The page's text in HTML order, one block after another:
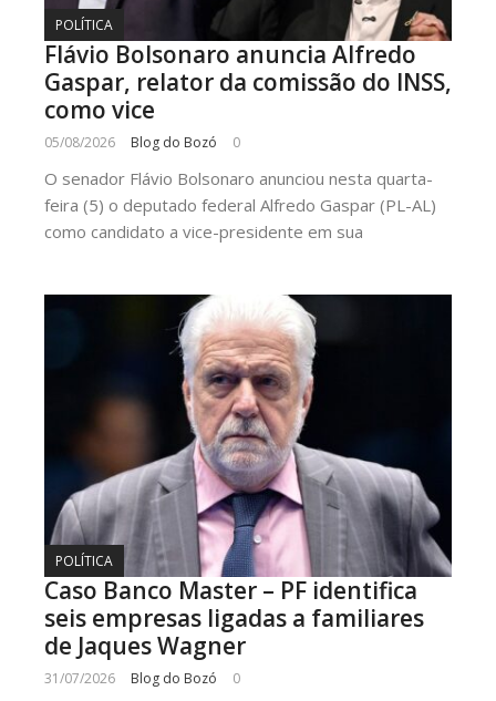
POLÍTICA
Flávio Bolsonaro anuncia Alfredo
Gaspar, relator da comissão do INSS,
como vice
05/08/2026 Blog do Bozó 0
O senador Flávio Bolsonaro anunciou nesta quarta-
feira (5) o deputado federal Alfredo Gaspar (PL-AL)
como candidato a vice-presidente em sua
POLÍTICA
Caso Banco Master – PF identifica
seis empresas ligadas a familiares
de Jaques Wagner
31/07/2026 Blog do Bozó 0